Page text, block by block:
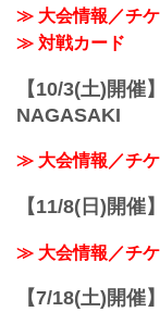
≫ 大会情報／チケ
≫ 対戦カード
【10/3(土)開
NAGASAKI
≫ 大会情報／チケ
【11/8(日)開
≫ 大会情報／チケ
【7/18(土)開